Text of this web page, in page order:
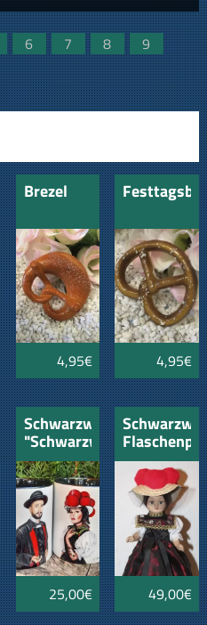
6 7 8
9
Brezel
4,95€ 4,95€
Schwarzwaldtassen
"Schwarzwald-
Paar "
25,00€ 49,00€